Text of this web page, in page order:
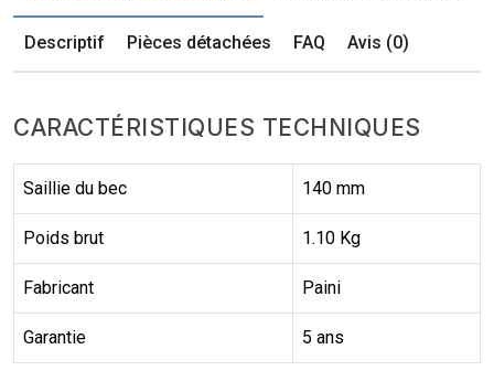
Descriptif Pièces détachées FAQ Avis (0)
CARACTÉRISTIQUES TECHNIQUES
Saillie du bec 140 mm
Poids brut 1.10 Kg
Fabricant Paini
Garantie 5 ans